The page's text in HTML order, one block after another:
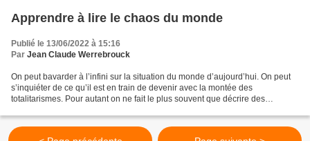
Apprendre à lire le chaos du monde
Publié le 13/06/2022 à 15:16
Par Jean Claude Werrebrouck
On peut bavarder à l’infini sur la situation du monde d’aujourd’hui. On peut
s’inquiéter de ce qu’il est en train de devenir avec la montée des
totalitarismes. Pour autant on ne fait le plus souvent que décrire des